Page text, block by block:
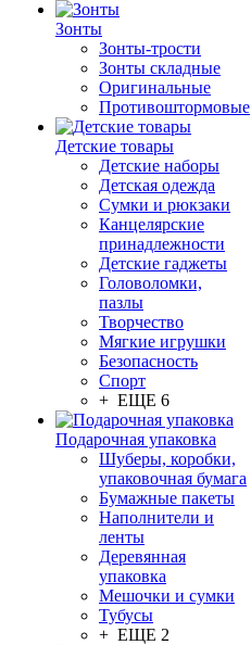
Зонты
Зонты-трости
Зонты складные
Оригинальные
Противоштормовые
Детские товары
Детские наборы
Детская одежда
Сумки и рюкзаки
Канцелярские
принадлежности
Детские гаджеты
Головоломки,
пазлы
Творчество
Мягкие игрушки
Безопасность
Спорт
+ ЕЩЕ 6
Подарочная упаковка
Шуберы, коробки,
упаковочная бумага
Бумажные пакеты
Наполнители и
ленты
Деревянная
упаковка
Мешочки и сумки
Тубусы
+ ЕЩЕ 2